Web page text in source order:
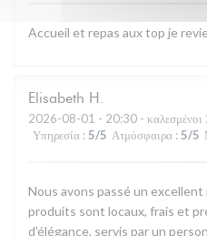
Accueil et repas aux top je
Elisabeth H
2026-08-01 - 20:30 - καλεσμένοι
Υπηρεσία : 5/5 Ατμόσφαιρα : 5/5
Nous avons passé un
produits sont locaux, frais et
d'élégance, servis par un